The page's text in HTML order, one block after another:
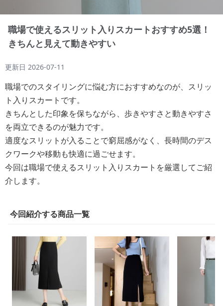
職場で使えるスリット入りスカートおすすめ5選！
きちんと見えて動きやすい
更新日 2026-07-11
職場でのスタイリングに悩む方におすすめなのが、スリッ
ト入りスカートです。
きちんとした印象を保ちながら、歩きやすさと動きやすさ
を両立できるのが魅力です。
適度なスリットが入ることで窮屈感がなく、長時間のデス
クワークや移動も快適に過ごせます。
今回は職場で使えるスリット入りスカートを厳選してご紹
介します。
今回紹介する商品一覧